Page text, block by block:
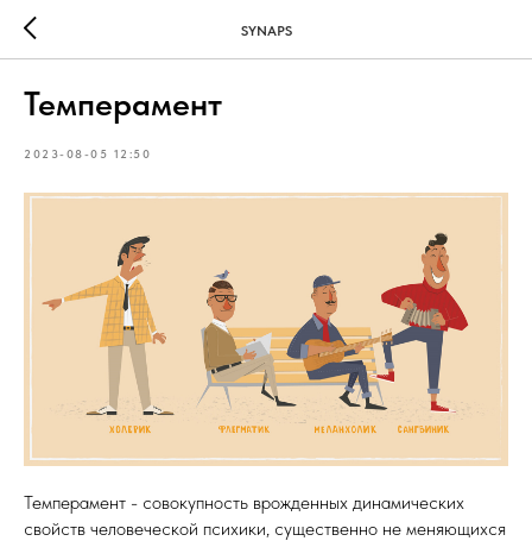
SYNAPS
Темперамент
2023-08-05 12:50
Темперамент - совокупность врожденных динамических
свойств человеческой психики, существенно не меняющихся